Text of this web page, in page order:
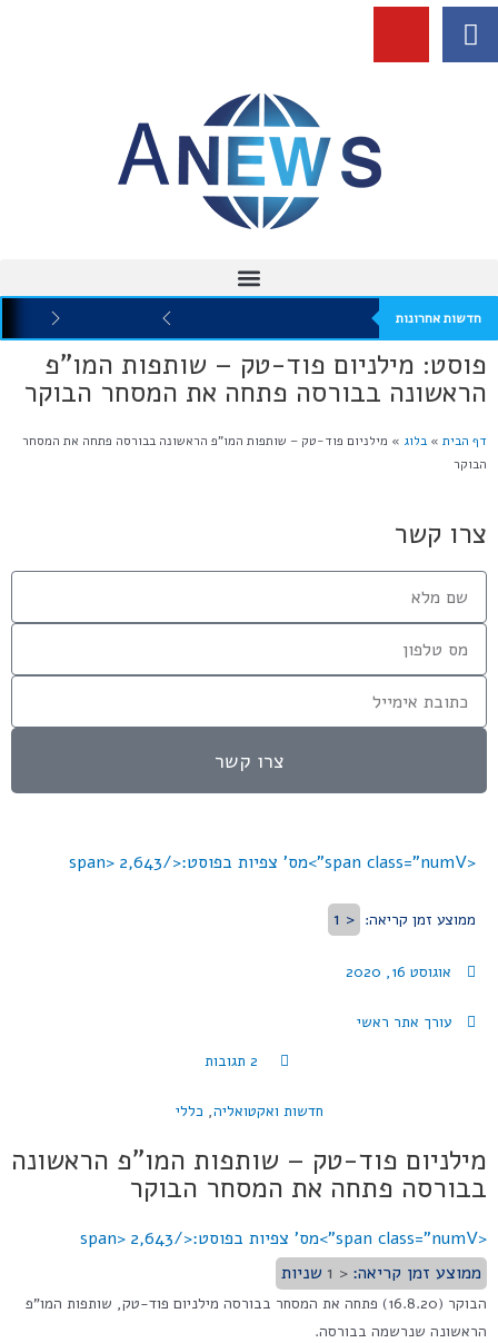
חדשות אחרונות
פוסט: מילניום פוד-טק – שותפות המו"פ
הראשונה בבורסה פתחה את המסחר הבוקר
דף הבית » בלוג » מילניום פוד-טק – שותפות המו"פ הראשונה בבורסה פתחה את המסחר
הבוקר
<span class="numV">מס' צפיות בפוסט:</span> 2,643
ממוצע זמן קריאה: < 1
אוגוסט 16, 2020
עורך אתר ראשי
2 תגובות
חדשות ואקטואליה, כללי
מילניום פוד-טק – שותפות המו"פ הראשונה
בבורסה פתחה את המסחר הבוקר
<span class="numV">מס' צפיות בפוסט:</span>
2,643
ממוצע זמן קריאה: < 1 שניות
הבוקר (16.8.20) פתחה את המסחר בבורסה מילניום פוד-טק, שותפות המו"פ
הראשונה שנרשמה בבורסה.
צרו קשר
צרו קשר